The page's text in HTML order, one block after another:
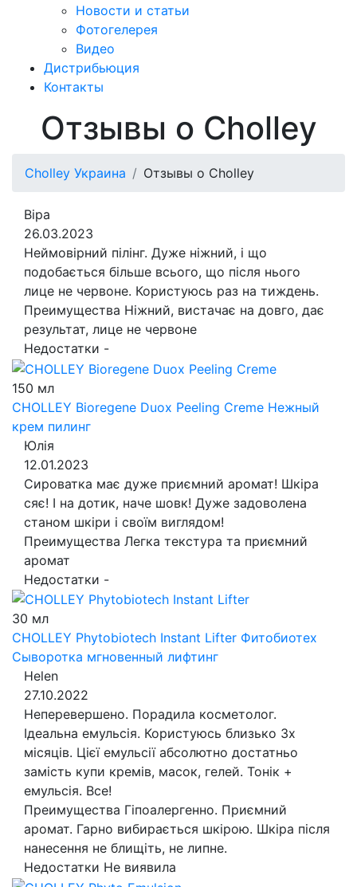
Новости и статьи
Фотогелерея
Видео
Дистрибьюция
Контакты
Отзывы о Cholley
Cholley Украина Отзывы о Cholley
Віра
26.03.2023
Неймовірний пілінг. Дуже ніжний, і що
подобається більше всього, що після нього
лице не червоне. Користуюсь раз на тиждень.
Преимущества Ніжний, вистачає на довго, дає
результат, лице не червоне
Недостатки -
150 мл
CHOLLEY Bioregene Duox Peeling Creme Нежный
крем пилинг
Юлія
12.01.2023
Сироватка має дуже приємний аромат! Шкіра
сяє! І на дотик, наче шовк! Дуже задоволена
станом шкіри і своїм виглядом!
Преимущества Легка текстура та приємний
аромат
Недостатки -
30 мл
CHOLLEY Phytobiotech Instant Lifter Фитобиотех
Сыворотка мгновенный лифтинг
Helen
27.10.2022
Неперевершено. Порадила косметолог.
Ідеальна емульсія. Користуюсь близько 3х
місяців. Цієї емульсії абсолютно достатньо
замість купи кремів, масок, гелей. Тонік +
емульсія. Все!
Преимущества Гіпоалергенно. Приємний
аромат. Гарно вибирається шкірою. Шкіра після
нанесення не блищіть, не липне.
Недостатки Не виявила